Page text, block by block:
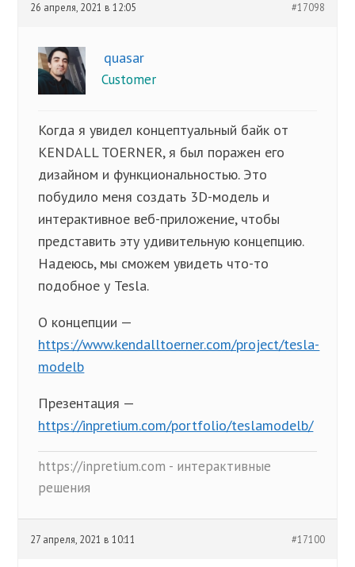
26 апреля, 2021 в 12:05 #17098
quasar
Customer
Когда я увидел концептуальный байк от
KENDALL TOERNER, я был поражен его
дизайном и функциональностью. Это
побудило меня создать 3D-модель и
интерактивное веб-приложение, чтобы
представить эту удивительную концепцию.
Надеюсь, мы сможем увидеть что-то
подобное у Tesla.
О концепции —
https://www.kendalltoerner.com/project/tesla-
modelb
Презентация —
https://inpretium.com/portfolio/teslamodelb/
https://inpretium.com - интерактивные
решения
27 апреля, 2021 в 10:11 #17100